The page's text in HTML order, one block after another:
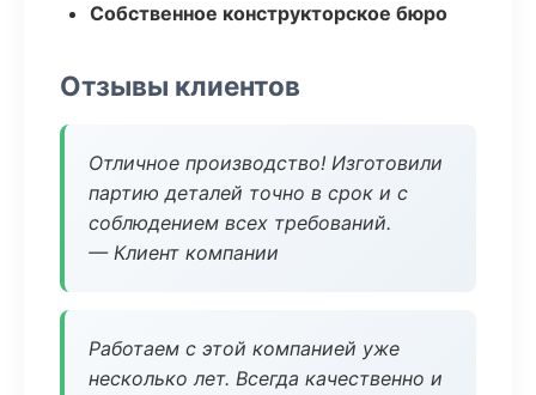
Собственное конструкторское бюро
Отзывы клиентов
Отличное производство! Изготовили
партию деталей точно в срок и с
соблюдением всех требований.
— Клиент компании
Работаем с этой компанией уже
несколько лет. Всегда качественно и